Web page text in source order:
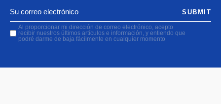
Al proporcionar mi dirección de correo electrónico, acepto
recibir nuestros últimos artículos e información, y entiendo que
podré darme de baja fácilmente en cualquier momento
SUBMIT